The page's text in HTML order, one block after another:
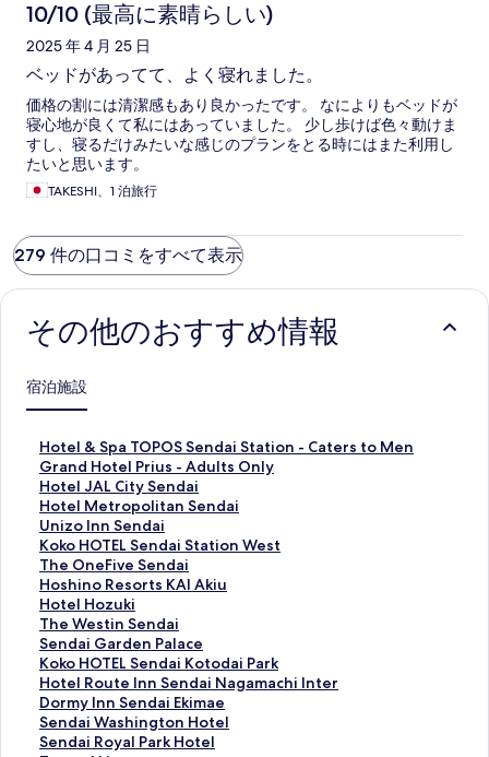
10/10 (最高に素晴らしい)
2025 年 4 月 25 日
ベッドがあってて、よく寝れました。
価格の割には清潔感もあり良かったです。 なによりもベッドが
寝心地が良くて私にはあっていました。 少し歩けば色々動けま
すし、寝るだけみたいな感じのプランをとる時にはまた利用し
たいと思います。
TAKESHI、1 泊旅行
279 件の口コミをすべて表示
その他のおすすめ情報
宿泊施設
Hotel & Spa TOPOS Sendai Station - Caters to Men
H
o
t
e
l
&
S
p
a
T
O
P
O
S
S
e
Grand Hotel Prius - Adults Only
G
r
a
n
d
H
o
t
e
l
P
r
i
u
s
Hotel JAL City Sendai
H
o
t
e
l
J
A
L
C
i
t
y
S
e
Hotel Metropolitan Sendai
H
o
t
e
l
M
e
t
r
o
p
o
l
Unizo Inn Sendai
U
n
i
z
o
I
n
n
S
e
n
d
Koko HOTEL Sendai Station West
K
o
k
o
H
O
T
E
L
S
e
The OneFive Sendai
T
h
e
O
n
e
F
i
v
e
Hoshino Resorts KAI Akiu
H
o
s
h
i
n
o
R
e
Hotel Hozuki
H
o
t
e
l
H
o
z
The Westin Sendai
T
h
e
W
e
s
t
Sendai Garden Palace
S
e
n
d
a
i
Koko HOTEL Sendai Kotodai Park
K
o
k
o
H
Hotel Route Inn Sendai Nagamachi Inter
H
o
t
e
Dormy Inn Sendai Ekimae
D
o
r
Sendai Washington Hotel
S
e
Sendai Royal Park Hotel
S